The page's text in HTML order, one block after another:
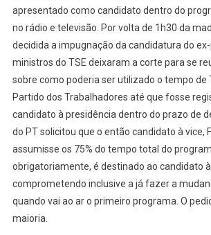
apresentado como candidato dentro do
no rádio e televisão. Por volta de 1h30 da
decidida a impugnação da candidatura do
ministros do TSE deixaram a corte para se
sobre como poderia ser utilizado o tempo de
Partido dos Trabalhadores até que fosse
candidato à presidência dentro do prazo de
do PT solicitou que o então candidato à vice,
assumisse os 75% do tempo total do
obrigatoriamente, é destinado ao candidato
comprometendo inclusive a já fazer a
quando vai ao ar o primeiro programa. O
maioria.